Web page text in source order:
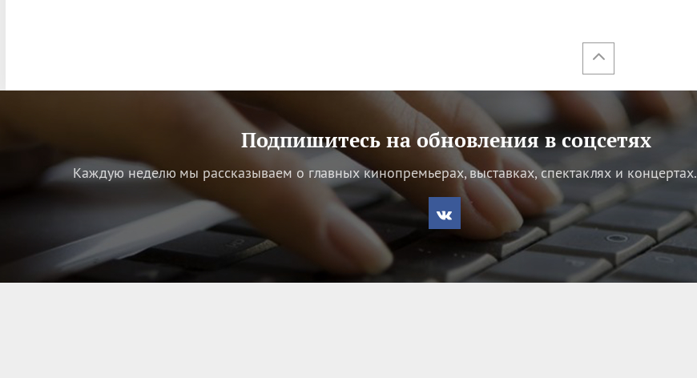
Подпишитесь на обновления в соцсетях
Каждую неделю мы рассказываем о главных кинопремьерах, выставках, спектаклях и концертах.